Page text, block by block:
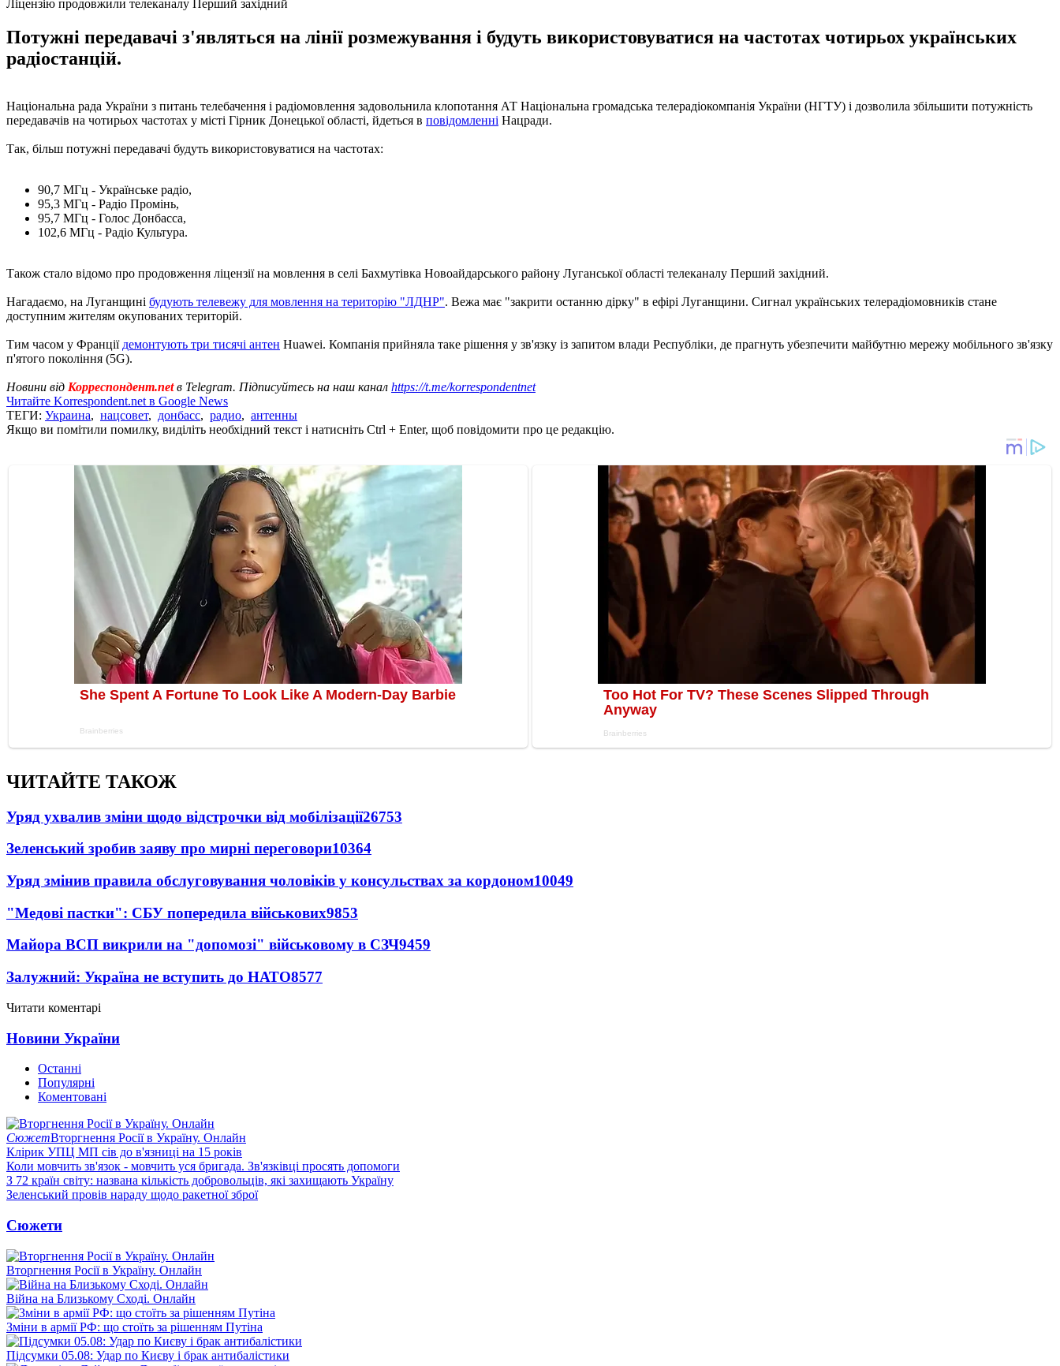
Ліцензію продовжили телеканалу Перший західний
Потужні передавачі з'являться на лінії розмежування і будуть використовуватися на частотах чотирьох українських
радіостанцій.
Національна рада України з питань телебачення і радіомовлення задовольнила клопотання АТ Національна громадська телерадіокомпанія України (НГТУ) і дозволила збільшити потужність
передавачів на чотирьох частотах у місті Гірник Донецької області, йдеться в повідомленні Нацради.
Так, більш потужні передавачі будуть використовуватися на частотах:
90,7 МГц - Українське радіо,
95,3 МГц - Радіо Промінь,
95,7 МГц - Голос Донбасса,
102,6 МГц - Радіо Культура.
Також стало відомо про продовження ліцензії на мовлення в селі Бахмутівка Новоайдарського району Луганської області телеканалу Перший західний.
Нагадаємо, на Луганщині будують телевежу для мовлення на територію "ЛДНР". Вежа має "закрити останню дірку" в ефірі Луганщини. Сигнал українських телерадіомовників стане
доступним жителям окупованих територій.
Тим часом у Франції демонтують три тисячі антен Huawei. Компанія прийняла таке рішення у зв'язку із запитом влади Республіки, де прагнуть убезпечити майбутню мережу мобільного зв'язку
п'ятого покоління (5G).
Новини від Корреспондент.netв Telegram. Підписуйтесь на наш канал https://t.me/korrespondentnet
Читайте Korrespondent.net в Google News
ТЕГИ: Украина, нацсовет, донбасс, радио, антенны
Якщо ви помітили помилку, виділіть необхідний текст і натисніть Ctrl + Enter, щоб повідомити про це редакцію.
ЧИТАЙТЕ ТАКОЖ
Уряд ухвалив зміни щодо відстрочки від мобілізації26753
Зеленський зробив заяву про мирні переговори10364
Уряд змінив правила обслуговування чоловіків у консульствах за кордоном10049
"Медові пастки": СБУ попередила військових9853
Майора ВСП викрили на "допомозі" військовому в СЗЧ9459
Залужний: Україна не вступить до НАТО8577
Читати коментарі
Новини України
Останні
Популярні
Коментовані
СюжетВторгнення Росії в Україну. Онлайн
Клірик УПЦ МП сів до в'язниці на 15 років
Коли мовчить зв'язок - мовчить уся бригада. Зв'язківці просять допомоги
З 72 країн світу: названа кількість добровольців, які захищають Україну
Зеленський провів нараду щодо ракетної зброї
Сюжети
Вторгнення Росії в Україну. Онлайн
Війна на Близькому Сході. Онлайн
Зміни в армії РФ: що стоїть за рішенням Путіна
Підсумки 05.08: Удар по Києву і брак антибалістики